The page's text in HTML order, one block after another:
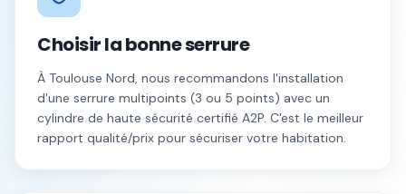
Choisir la bonne serrure
À Toulouse Nord, nous recommandons l'installation
d'une serrure multipoints (3 ou 5 points) avec un
cylindre de haute sécurité certifié A2P. C'est le meilleur
rapport qualité/prix pour sécuriser votre habitation.